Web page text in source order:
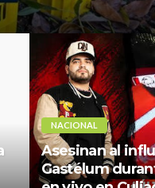
NACIONAL
Asesinan al
Gastélum